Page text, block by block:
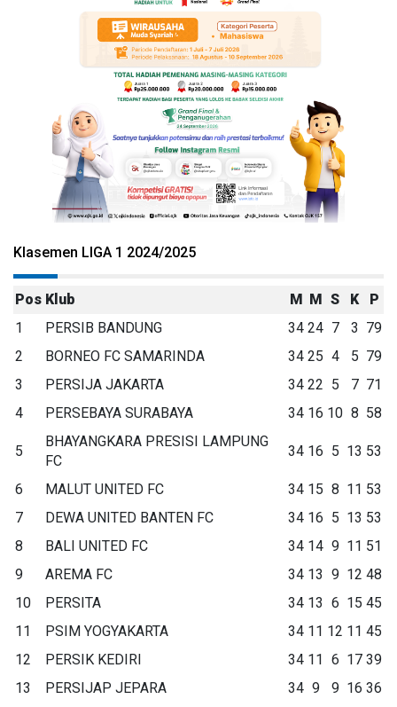
Klasemen LIGA 1 2024/2025
Pos Klub M M S K
P
1
PERSIB BANDUNG 34 24 7 3 79
2
BORNEO FC SAMARINDA 34 25 4 5 79
3
PERSIJA JAKARTA 34 22 5 7 71
4
PERSEBAYA SURABAYA 34 16 10 8 58
5
BHAYANGKARA PRESISI LAMPUNG
FC
34 16 5 13 53
6 MALUT UNITED FC 34 15 8 11 53
7
DEWA UNITED BANTEN FC 34 16 5 13 53
8
BALI UNITED FC 34 14 9 11 51
9
AREMA FC 34 13 9 12 48
10
PERSITA 34 13 6 15 45
11
PSIM YOGYAKARTA 34 11 12 11 45
12
PERSIK KEDIRI 34 11 6 17 39
13
PERSIJAP JEPARA 34 9 9 16 36